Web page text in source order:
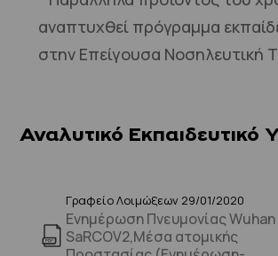
αναπτυχθεί πρόγραμμα
στην Επείγουσα Νοσηλευτική
Αναλυτικό Εκπαιδευτικό
Γραφείο Λοιμώξεων 29/01/2020
Ενημέρωση Πνευμονίας Wuhan
SaRCOV2,Μέσα ατομικής